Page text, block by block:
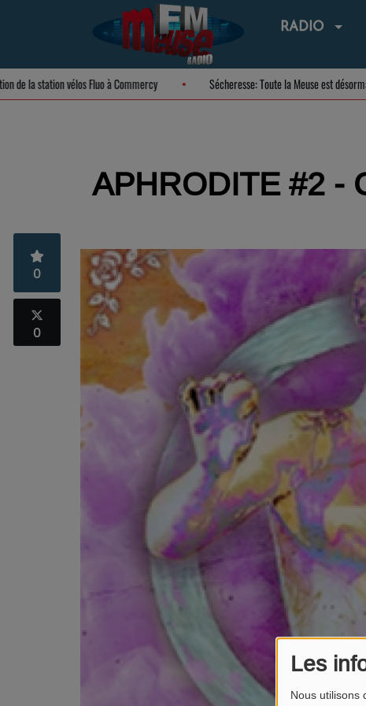
Les
Nous utilisons
RADIO
de la station vélos Fluo à Commercy Sécheresse: Toute la Meuse
APHRODITE #2 -
0
0